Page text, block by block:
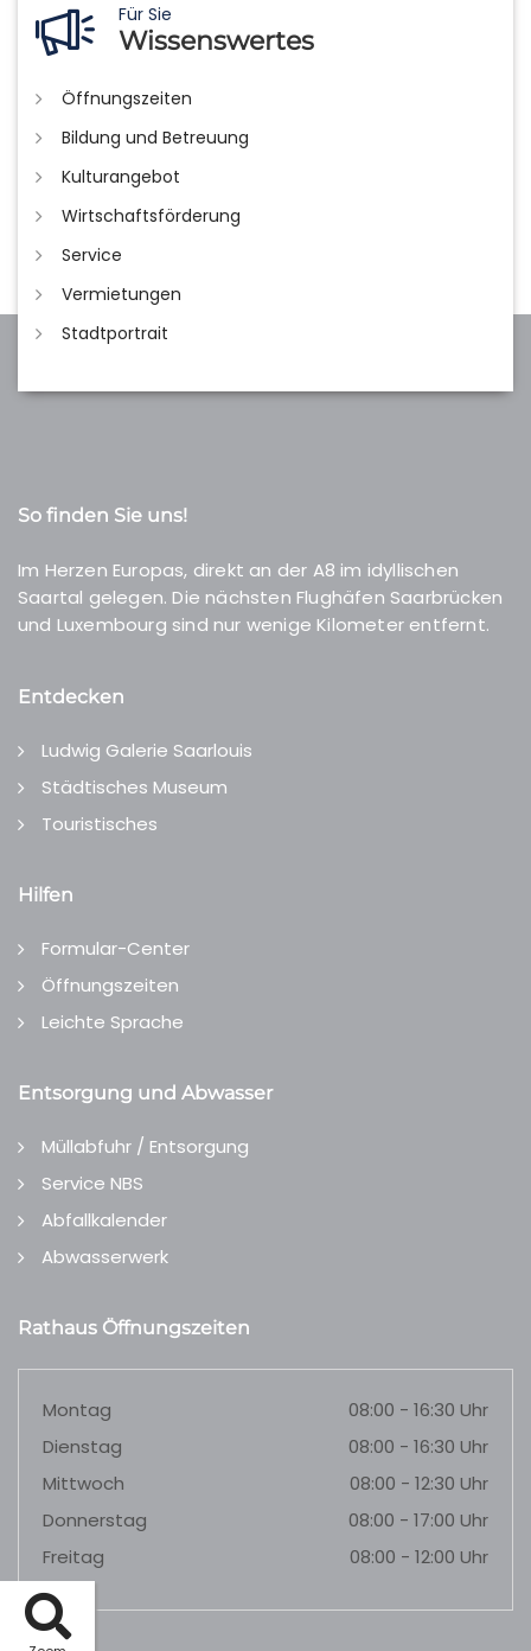
Für Sie
Wissenswertes
Öffnungszeiten
Bildung und Betreuung
Kulturangebot
Wirtschaftsförderung
Service
Vermietungen
Stadtportrait
So finden Sie uns!
Im Herzen Europas, direkt an der A8 im idyllischen
Saartal gelegen. Die nächsten Flughäfen Saarbrücken
und Luxembourg sind nur wenige Kilometer entfernt.
Entdecken
Ludwig Galerie Saarlouis
Städtisches Museum
Touristisches
Hilfen
Formular-Center
Öffnungszeiten
Leichte Sprache
Entsorgung und Abwasser
Müllabfuhr / Entsorgung
Service NBS
Abfallkalender
Abwasserwerk
Rathaus Öffnungszeiten
Montag
08:00 - 16:30 Uhr
Dienstag
08:00 - 16:30 Uhr
Mittwoch
08:00 - 12:30 Uhr
Donnerstag
08:00 - 17:00 Uhr
Freitag
08:00 - 12:00 Uhr